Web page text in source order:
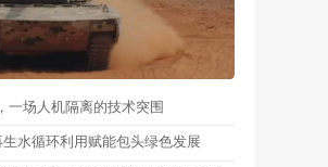
一场人机隔离的技术突围
水循环利用赋能包头绿色发展